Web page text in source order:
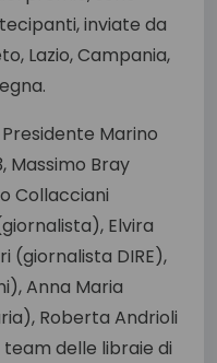
inviate da
Lazio, Campania,
Marino
Massimo Bray
Collacciani
Elvira
(giornalista DIRE),
Anna Maria
Roberta Andrioli
delle libraie di